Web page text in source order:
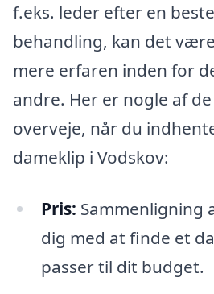
f.eks. leder efter en
behandling, kan det
mere erfaren inden for
andre. Her er nogle af
overveje, når du
dameklip i Vodskov:
Pris: Sammenligning
dig med at finde et
passer til dit budget.